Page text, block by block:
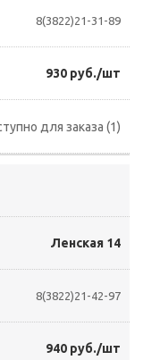
8(3822)21-31-89
930 руб./шт
для заказа (1)
Ленская 14
8(3822)21-42-97
940 руб./шт